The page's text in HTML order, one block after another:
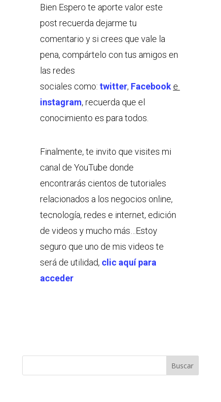
Bien Espero te aporte valor este
post recuerda dejarme tu
comentario y si crees que vale la
pena, compártelo con tus amigos en
las redes
sociales como: twitter, Facebook e
instagram, recuerda que el
conocimiento es para todos.
Finalmente, te invito que visites mi
canal de YouTube donde
encontrarás cientos de tutoriales
relacionados a los negocios online,
tecnología, redes e internet, edición
de videos y mucho más…Estoy
seguro que uno de mis videos te
será de utilidad, clic aquí para
acceder
Buscar